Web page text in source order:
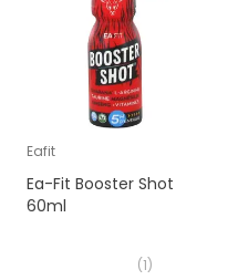
Eafit
Ea-Fit Booster Shot
60ml
(1)